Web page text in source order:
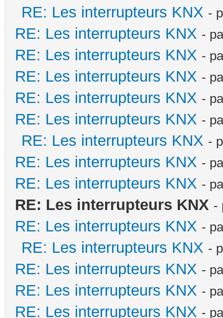
RE: Les interrupteurs KNX -
RE: Les interrupteurs KNX -
RE: Les interrupteurs KNX -
RE: Les interrupteurs KNX -
RE: Les interrupteurs KNX -
RE: Les interrupteurs KNX -
RE: Les interrupteurs KNX -
RE: Les interrupteurs KNX -
RE: Les interrupteurs KNX -
RE: Les interrupteurs KNX -
RE: Les interrupteurs KNX -
RE: Les interrupteurs KNX -
RE: Les interrupteurs KNX -
RE: Les interrupteurs KNX -
RE: Les interrupteurs KNX -